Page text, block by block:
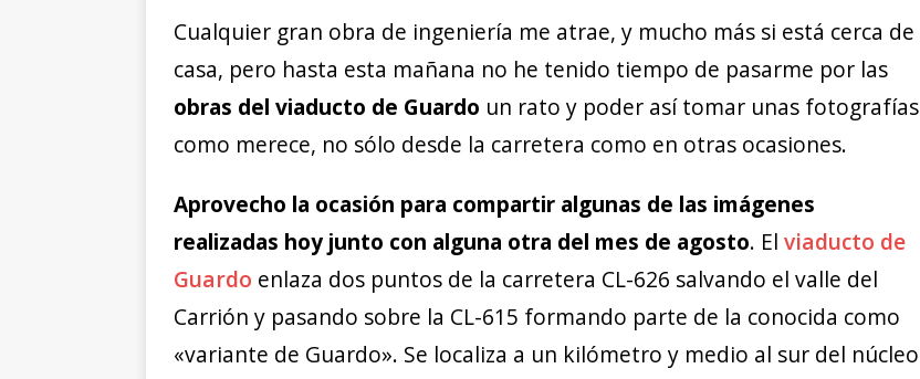
Cualquier gran obra de ingeniería me atrae, y mucho más si está cerca de
casa, pero hasta esta mañana no he tenido tiempo de pasarme por las
obras del viaducto de Guardo un rato y poder así tomar unas fotografías
como merece, no sólo desde la carretera como en otras ocasiones.
Aprovecho la ocasión para compartir algunas de las imágenes
realizadas hoy junto con alguna otra del mes de agosto. El viaducto de
Guardo enlaza dos puntos de la carretera CL-626 salvando el valle del
Carrión y pasando sobre la CL-615 formando parte de la conocida como
«variante de Guardo». Se localiza a un kilómetro y medio al sur del núcleo